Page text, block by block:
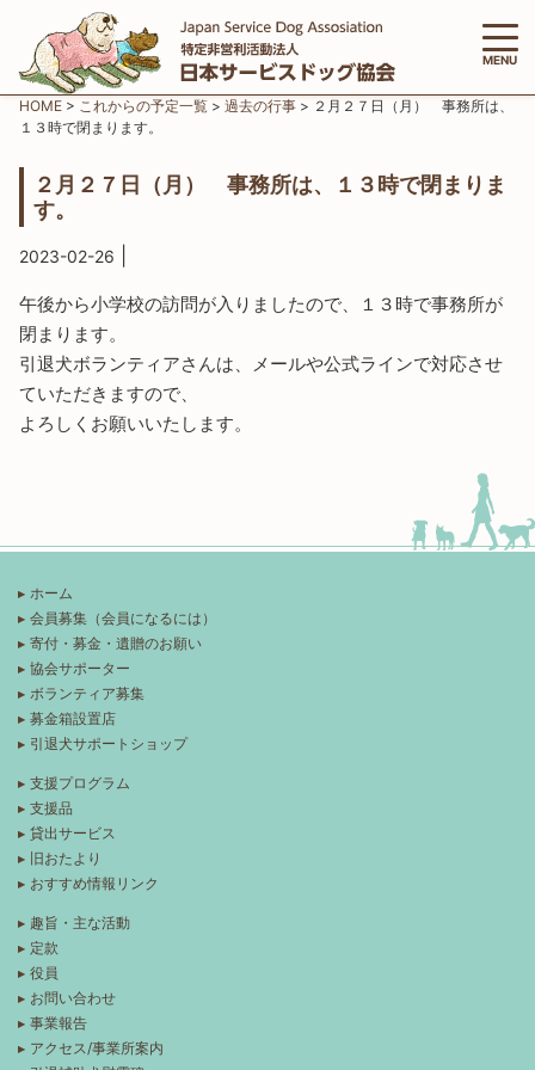
MENU
HOME > これからの予定一覧 > 過去の行事 > ２月２７日（月） 事務所は、
１３時で閉まります。
２月２７日（月） 事務所は、１３時で閉まりま
す。
2023-02-26
午後から小学校の訪問が入りましたので、１３時で事務所が
閉まります。
引退犬ボランティアさんは、メールや公式ラインで対応させ
ていただきますので、
よろしくお願いいたします。
ホーム
会員募集（会員になるには）
寄付・募金・遺贈のお願い
協会サポーター
ボランティア募集
募金箱設置店
引退犬サポートショップ
支援プログラム
支援品
貸出サービス
旧おたより
おすすめ情報リンク
趣旨・主な活動
定款
役員
お問い合わせ
事業報告
アクセス/事業所案内